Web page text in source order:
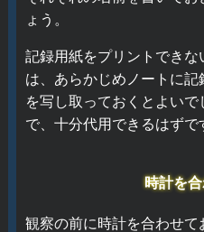
ょう。
記録用紙をプリントできな
は、あらかじめノートに記
を写し取っておくとよい
で、十分代用できるはずで
時計を
観察の前に時計を合わせ